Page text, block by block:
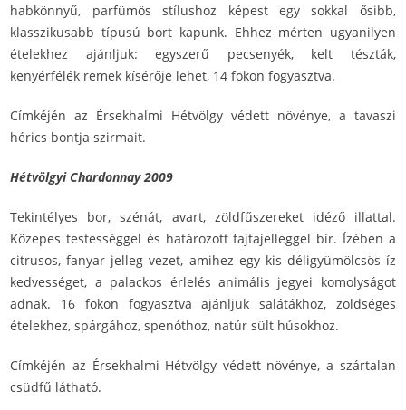
habkönnyű, parfümös stílushoz képest egy sokkal ősibb,
klasszikusabb típusú bort kapunk. Ehhez mérten ugyanilyen
ételekhez ajánljuk: egyszerű pecsenyék, kelt tészták,
kenyérfélék remek kísérője lehet, 14 fokon fogyasztva.
Címkéjén az Érsekhalmi Hétvölgy védett növénye, a tavaszi
hérics bontja szirmait.
Hétvölgyi Chardonnay 2009
Tekintélyes bor, szénát, avart, zöldfűszereket idéző illattal.
Közepes testességgel és határozott fajtajelleggel bír. Ízében a
citrusos, fanyar jelleg vezet, amihez egy kis déligyümölcsös íz
kedvességet, a palackos érlelés animális jegyei komolyságot
adnak. 16 fokon fogyasztva ajánljuk salátákhoz, zöldséges
ételekhez, spárgához, spenóthoz, natúr sült húsokhoz.
Címkéjén az Érsekhalmi Hétvölgy védett növénye, a szártalan
csüdfű látható.